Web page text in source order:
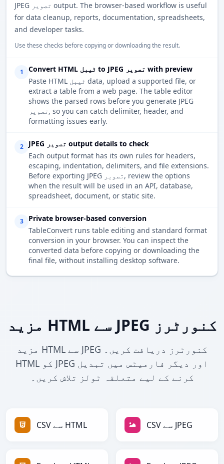
JPEG تصویر output. The browser-based workflow is useful
for data cleanup, reports, documentation, spreadsheets,
and developer tasks.
Use these checks before copying or downloading the result.
1
Convert HTML ٹیبل to JPEG تصویر with preview
Paste HTML ٹیبل data, upload a supported file, or
extract a table from a web page. The table editor
shows the parsed rows before you generate JPEG
تصویر, so you can catch delimiter, header, and
formatting issues early.
2
JPEG تصویر output details to check
Each output format has its own rules for headers,
escaping, indentation, delimiters, and file extensions.
Before exporting JPEG تصویر, review the options
when the result will be used in an API, database,
spreadsheet, document, or static site.
3
Private browser-based conversion
TableConvert runs table editing and standard format
conversion in your browser. You can inspect the
converted data before copying or downloading the
final file, without installing desktop software.
مزید HTML سے JPEG کنورٹرز
مزید HTML سے JPEG کنورٹرز دریافت کریں۔
HTML کو JPEG اور دیگر فارمیٹس میں تبدیل
کرنے کے لیے متعلقہ ٹولز تلاش کریں۔
CSV سے HTML CSV سے JPEG